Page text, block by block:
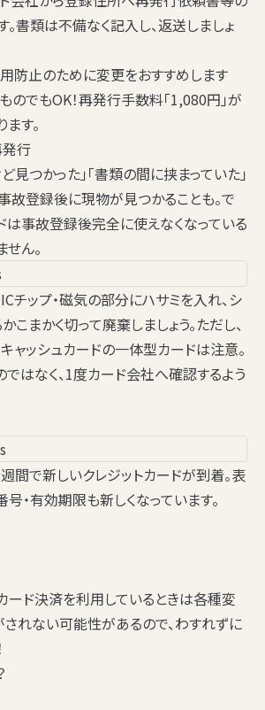
書類は不備なく記入 し、返送しましょ
防止のために変更をおすすめします
のでもOK！再発行手数料「1,080円」が
す。
発行
見つかった」「書類の間に挟まっていた」
故登録後に現物が見つかることも。で
は事故登録後完全に使えなくなっている
ん。
チップ・磁気の部分にハサミを入れ、シ
こまかく切って廃棄しましょう。ただし、
ャッシュカードの一体型カードは注意。
はなく、1度カード会社へ確認するよう
間で新しいクレジットカードが到着。表
・有効期限も新しくなっています。
ード決済を利用しているときは各種変
れない可能性があるので、わすれずに